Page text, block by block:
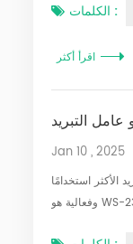
الكلمات :
اقرأ أكثر
Jan 10 , 2025
استخدامًا
وفعالية هو WS-23، وهو مركب معروف بتوفير إحساس تبريد نظيف وطويل الأمد بدون نكهة النعناع المرتبطة عادةً بالمنثول. نقدم هنا خصائص وتطبيقات وفوائد WS-23 عامل